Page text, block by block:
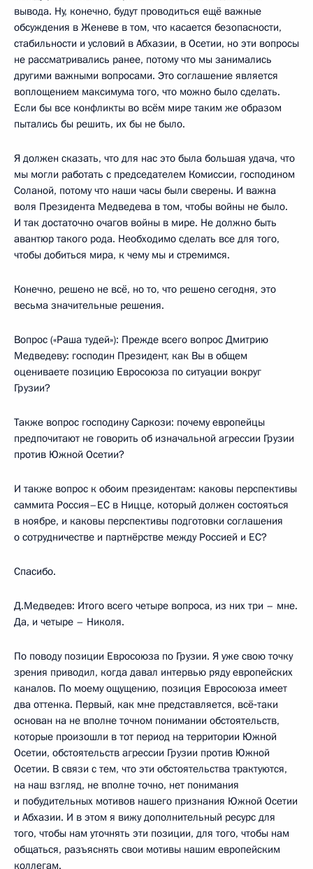
вывода. Ну, конечно, будут проводиться ещё важные
обсуждения в Женеве в том, что касается безопасности,
стабильности и условий в Абхазии, в Осетии, но эти вопросы
не рассматривались ранее, потому что мы занимались
другими важными вопросами. Это соглашение является
воплощением максимума того, что можно было сделать.
Если бы все конфликты во всём мире таким же образом
пытались бы решить, их бы не было.
Я должен сказать, что для нас это была большая удача, что
мы могли работать с председателем Комиссии, господином
Соланой, потому что наши часы были сверены. И важна
воля Президента Медведева в том, чтобы войны не было.
И так достаточно очагов войны в мире. Не должно быть
авантюр такого рода. Необходимо сделать все для того,
чтобы добиться мира, к чему мы и стремимся.
Конечно, решено не всё, но то, что решено сегодня, это
весьма значительные решения.
Вопрос («Раша тудей»): Прежде всего вопрос Дмитрию
Медведеву: господин Президент, как Вы в общем
оцениваете позицию Евросоюза по ситуации вокруг
Грузии?
Также вопрос господину Саркози: почему европейцы
предпочитают не говорить об изначальной агрессии Грузии
против Южной Осетии?
И также вопрос к обоим президентам: каковы перспективы
саммита Россия–ЕС в Ницце, который должен состояться
в ноябре, и каковы перспективы подготовки соглашения
о сотрудничестве и партнёрстве между Россией и ЕС?
Спасибо.
Д.Медведев: Итого всего четыре вопроса, из них три – мне.
Да, и четыре – Николя.
По поводу позиции Евросоюза по Грузии. Я уже свою точку
зрения приводил, когда давал интервью ряду европейских
каналов. По моему ощущению, позиция Евросоюза имеет
два оттенка. Первый, как мне представляется, всё‑таки
основан на не вполне точном понимании обстоятельств,
которые произошли в тот период на территории Южной
Осетии, обстоятельств агрессии Грузии против Южной
Осетии. В связи с тем, что эти обстоятельства трактуются,
на наш взгляд, не вполне точно, нет понимания
и побудительных мотивов нашего признания Южной Осетии
и Абхазии. И в этом я вижу дополнительный ресурс для
того, чтобы нам уточнять эти позиции, для того, чтобы нам
общаться, разъяснять свои мотивы нашим европейским
коллегам.